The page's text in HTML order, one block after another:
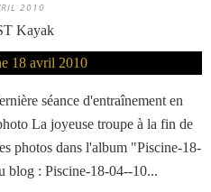
2010
Kayak
séance d'entraînement en
La joyeuse troupe à la fin de
photos dans l'album "Piscine-18-
blog : Piscine-18-04--10...